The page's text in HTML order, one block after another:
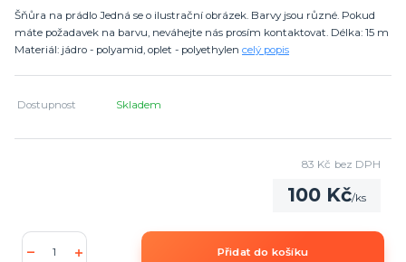
Šňůra na prádlo Jedná se o ilustrační obrázek. Barvy jsou různé. Pokud
máte požadavek na barvu, neváhejte nás prosím kontaktovat. Délka: 15 m
Materiál: jádro - polyamid, oplet - polyethylen celý popis
Dostupnost Skladem
100 Kč/ks
83 Kč bez DPH
Přidat do košíku